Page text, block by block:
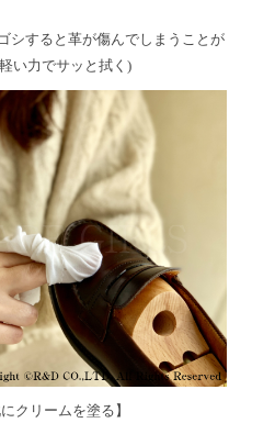
シすると革が傷んでしまうことが
い力でサッと拭く)
クリームを塗る】